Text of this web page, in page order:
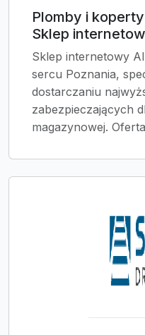
Plomby i
Sklep
Sklep internetowy
sercu Poznania,
dostarczaniu
zabezpieczających
magazynowej.